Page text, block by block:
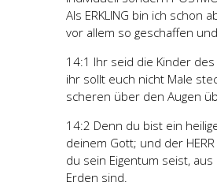
Als ERKLING bin ich schon
vor allem so geschaffen
14:1 Ihr seid die Kinder des
ihr sollt euch nicht Male
scheren über den Augen
14:2 Denn du bist ein
deinem Gott; und der
du sein Eigentum seist,
Erden sind.